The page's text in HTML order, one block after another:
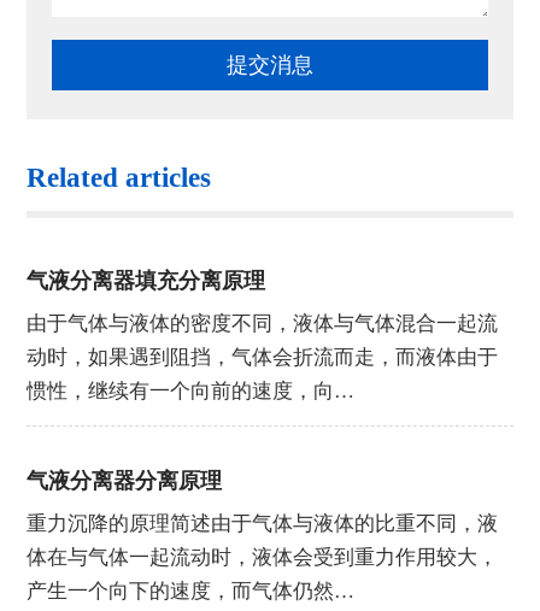
Related articles
气液分离器填充分离原理
由于气体与液体的密度不同，液体与气体混合一起流
动时，如果遇到阻挡，气体会折流而走，而液体由于
惯性，继续有一个向前的速度，向…
气液分离器分离原理
重力沉降的原理简述由于气体与液体的比重不同，液
体在与气体一起流动时，液体会受到重力作用较大，
产生一个向下的速度，而气体仍然…